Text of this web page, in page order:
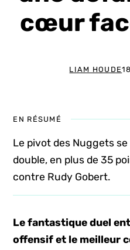
cœur
LIAM HOUDE
EN RÉSUMÉ
Le pivot des Nuggets
double, en plus de 35
contre Rudy Gobert.
Le fantastique duel
offensif et le meilleur